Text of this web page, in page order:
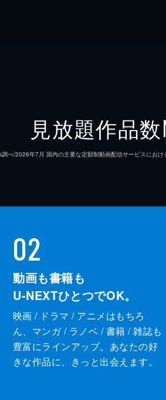
見放題作品数
べ/2026年7⽉ 国内の主要な定額制動画配信サービスにお
02
動画も書籍も
U-NEXTひとつでOK。
映画 / ドラマ / アニメはもちろ
ん、マンガ / ラノベ / 書籍 / 雑誌も
豊富にラインアップ。あなたの好
きな作品に、きっと出会えます。